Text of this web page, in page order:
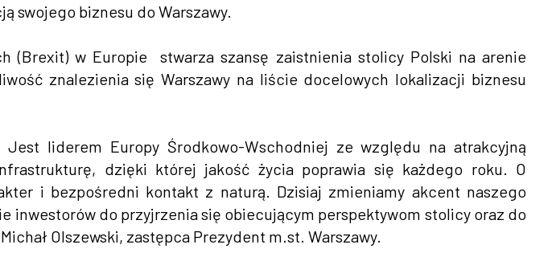
swojego biznesu do Warszawy.
(Brexit) w Europie stwarza szansę zaistnienia stolicy Polski na arenie
znalezienia się Warszawy na liście docelowych lokalizacji biznesu
liderem Europy Środkowo-Wschodniej ze względu na atrakcyjną
dzięki której jakość życia poprawia się każdego roku. O
i bezpośredni kontakt z naturą. Dzisiaj zmieniamy akcent naszego
inwestorów do przyjrzenia się obiecującym perspektywom stolicy oraz do
Olszewski, zastępca Prezydent m.st. Warszawy.